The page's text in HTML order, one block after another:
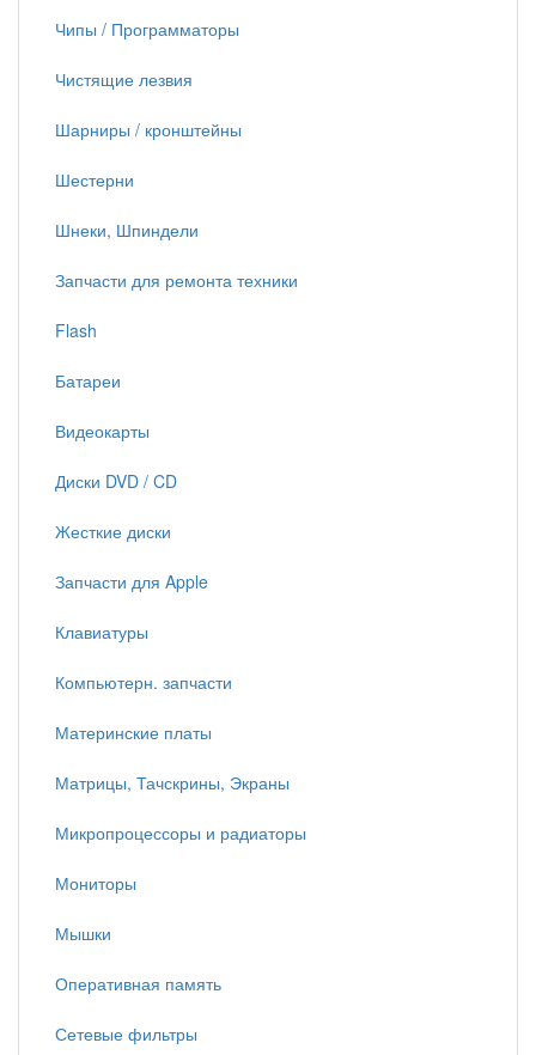
Чипы / Программаторы
Чистящие лезвия
Шарниры / кронштейны
Шестерни
Шнеки, Шпиндели
Запчасти для ремонта техники
Flash
Батареи
Видеокарты
Диски DVD / CD
Жесткие диски
Запчасти для Apple
Клавиатуры
Компьютерн. запчасти
Материнские платы
Матрицы, Тачскрины, Экраны
Микропроцессоры и радиаторы
Мониторы
Мышки
Оперативная память
Сетевые фильтры